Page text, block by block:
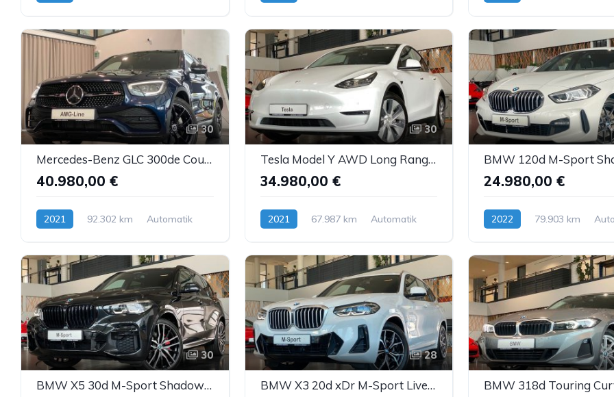
30
Mercedes-Benz GLC 300de Coupé AMG Airm. Burm. Sbel HUD DTR AHK
40.980,00 €
2021 92.302 km
Automatik
30
Tesla Model Y AWD Long Range Dual Motor Enh.Autopilot
34.980,00 €
2021 67.987 km
Automatik
24.980,00 €
2022 79.903 km
30
BMW X5 30d M-Sport Shadow CockpitProf Leder ACC 22"
28
BMW X3 20d xDr M-Sport LiveCockpit DAB LED H&K ACC